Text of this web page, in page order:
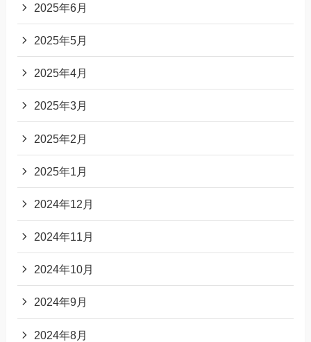
2025年6月
2025年5月
2025年4月
2025年3月
2025年2月
2025年1月
2024年12月
2024年11月
2024年10月
2024年9月
2024年8月